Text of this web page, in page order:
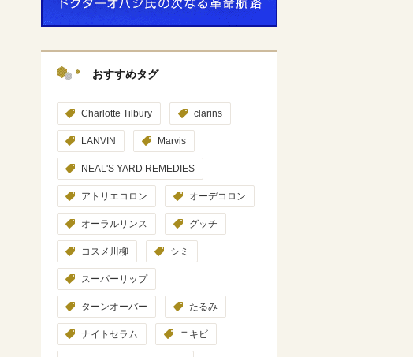
おすすめタグ
Charlotte Tilbury clarins
LANVIN Marvis
NEAL'S YARD REMEDIES
アトリエコロン オーデコロン
オーラルリンス グッチ
コスメ川柳 シミ
スーパーリップ
ターンオーバー たるみ
ナイトセラム ニキビ